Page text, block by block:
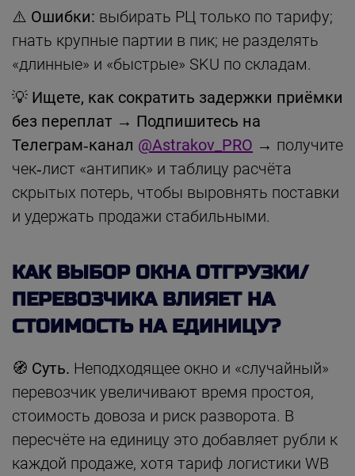
⚠️ Ошибки: выбирать РЦ только по тарифу;
гнать крупные партии в пик; не разделять
«длинные» и «быстрые» SKU по складам.
💡 Ищете, как сократить задержки приёмки
без переплат → Подпишитесь на
Телеграм‑канал @Astrakov_PRO → получите
чек‑лист «антипик» и таблицу расчёта
скрытых потерь, чтобы выровнять поставки
и удержать продажи стабильными.
КАК ВЫБОР ОКНА ОТГРУЗКИ/
ПЕРЕВОЗЧИКА ВЛИЯЕТ НА
СТОИМОСТЬ НА ЕДИНИЦУ?
🧭 Суть. Неподходящее окно и «случайный»
перевозчик увеличивают время простоя,
стоимость довоза и риск разворота. В
пересчёте на единицу это добавляет рубли к
каждой продаже, хотя тариф логистики WB